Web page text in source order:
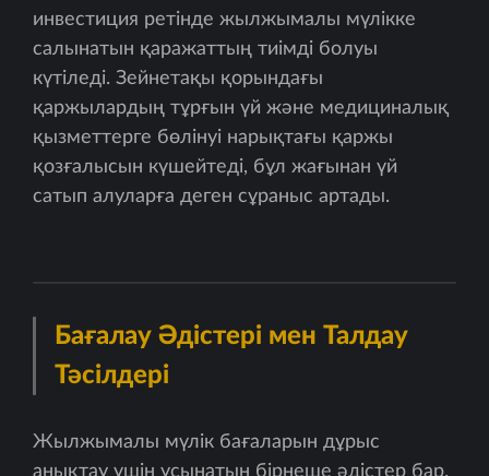
инвестиция ретінде жылжымалы мүлікке
салынатын қаражаттың тиімді болуы
күтіледі. Зейнетақы қорындағы
қаржылардың тұрғын үй және медициналық
қызметтерге бөлінуі нарықтағы қаржы
қозғалысын күшейтеді, бұл жағынан үй
сатып алуларға деген сұраныс артады.
Бағалау Әдістері мен Талдау
Тәсілдері
Жылжымалы мүлік бағаларын дұрыс
анықтау үшін ұсынатын бірнеше әдістер бар.